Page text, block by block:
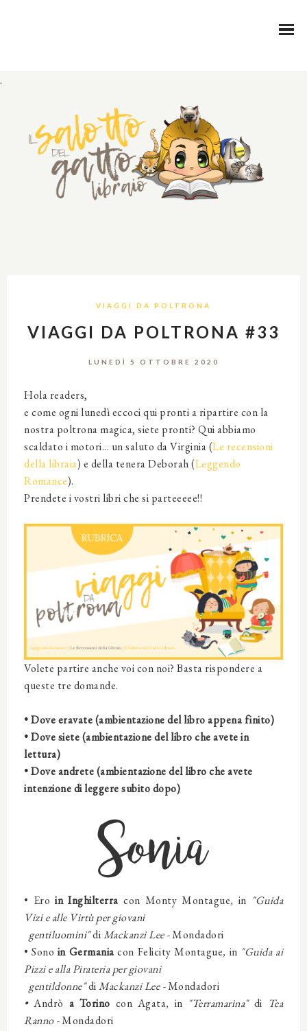
.
VIAGGI DA POLTRONA
VIAGGI DA POLTRONA #33
LUNEDÌ 5 OTTOBRE 2020
Hola readers,
e come ogni lunedì eccoci qui pronti a ripartire con la
nostra poltrona magica, siete pronti? Qui abbiamo
scaldato i motori... un saluto da Virginia (Le recensioni
della libraia) e della tenera Deborah (Leggendo
Romance).
Prendete i vostri libri che si parteeeee!!
Volete partire anche voi con noi? Basta rispondere a
queste tre domande.
• Dove eravate (ambientazione del libro appena finito)
• Dove siete (ambientazione del libro che avete in
lettura)
• Dove andrete (ambientazione del libro che avete
intenzione di leggere subito dopo)
Sonia
• Ero in Inghilterra con Monty Montague, in "Guida
Vizi e alle Virtù per giovani
gentiluomini"diMackanzi Lee-Mondadori
• Sono in Germania con Felicity Montague, in "Guida ai
Pizzi e alla Pirateria per giovani
gentildonne"diMackanzi Lee-Mondadori
•Andrò a Torino con Agata, in "Terramarina" di Tea
Ranno-Mondadori